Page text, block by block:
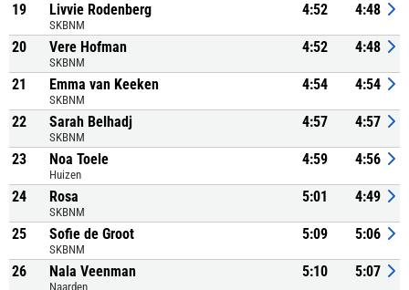
19 Livvie Rodenberg
SKBNM
4:52 4:48
20 Vere Hofman
SKBNM
4:52 4:48
21 Emma van Keeken
SKBNM
4:54 4:54
22 Sarah Belhadj
SKBNM
4:57 4:57
23 Noa Toele
Huizen
4:59 4:56
24 Rosa
SKBNM
5:01 4:49
25 Sofie de Groot
SKBNM
5:09 5:06
26 Nala Veenman
Naarden
5:10 5:07